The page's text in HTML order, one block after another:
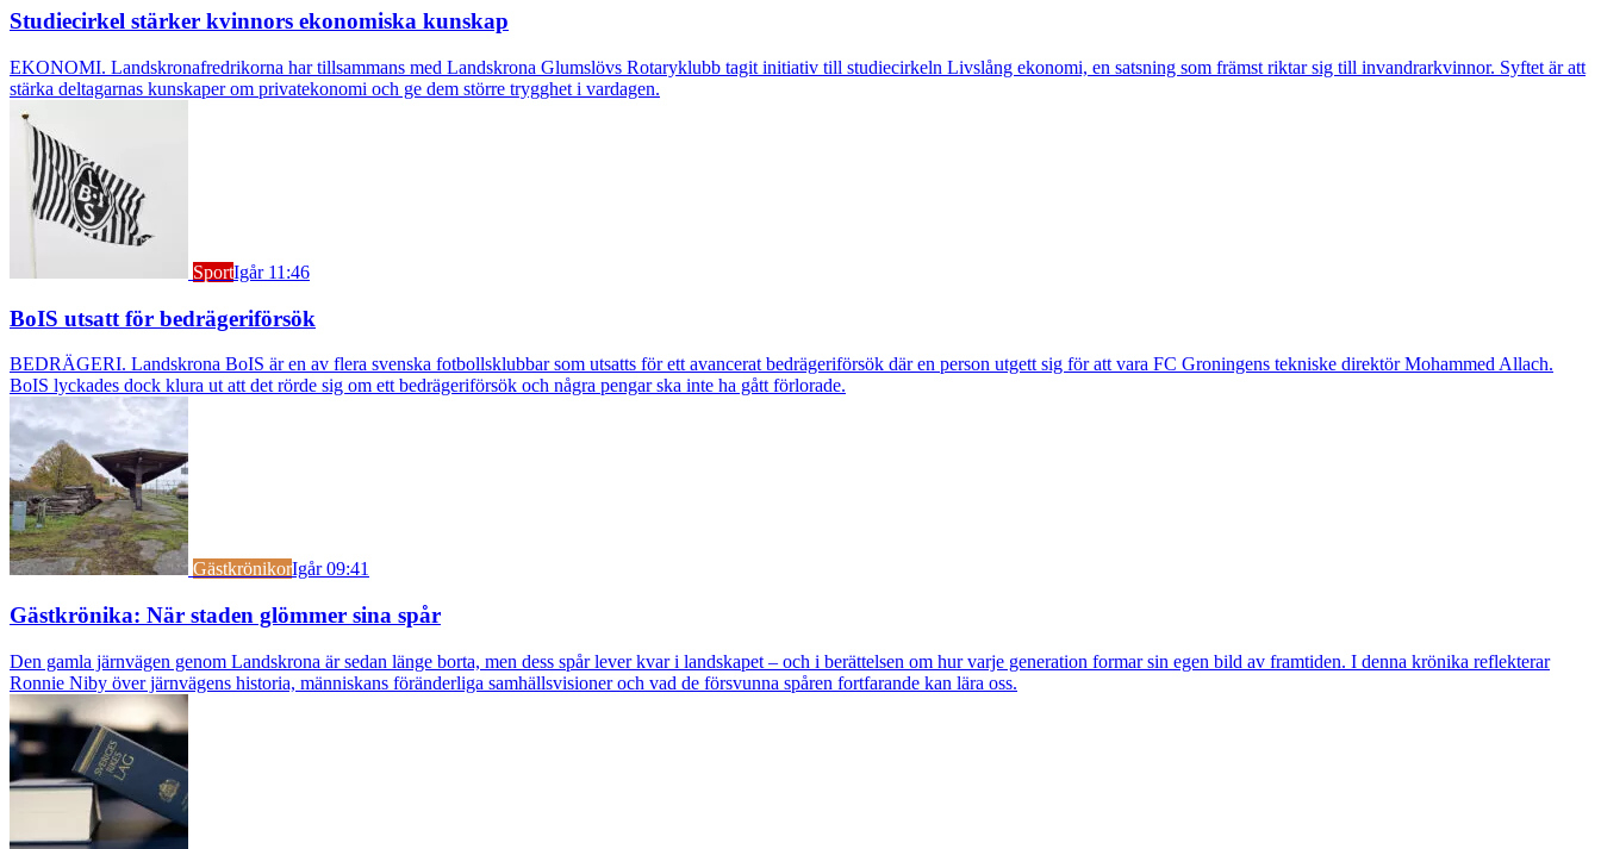
Studiecirkel stärker kvinnors ekonomiska kunskap
EKONOMI. Landskronafredrikorna har tillsammans med Landskrona Glumslövs Rotaryklubb tagit initiativ till studiecirkeln Livslång ekonomi, en satsning som främst riktar sig till invandrarkvinnor. Syftet är att
stärka deltagarnas kunskaper om privatekonomi och ge dem större trygghet i vardagen.
SportIgår 11:46
BoIS utsatt för bedrägeriförsök
BEDRÄGERI. Landskrona BoIS är en av flera svenska fotbollsklubbar som utsatts för ett avancerat bedrägeriförsök där en person utgett sig för att vara FC Groningens tekniske direktör Mohammed Allach.
BoIS lyckades dock klura ut att det rörde sig om ett bedrägeriförsök och några pengar ska inte ha gått förlorade.
GästkrönikorIgår 09:41
Gästkrönika: När staden glömmer sina spår
Den gamla järnvägen genom Landskrona är sedan länge borta, men dess spår lever kvar i landskapet – och i berättelsen om hur varje generation formar sin egen bild av framtiden. I denna krönika reflekterar
Ronnie Niby över järnvägens historia, människans föränderliga samhällsvisioner och vad de försvunna spåren fortfarande kan lära oss.